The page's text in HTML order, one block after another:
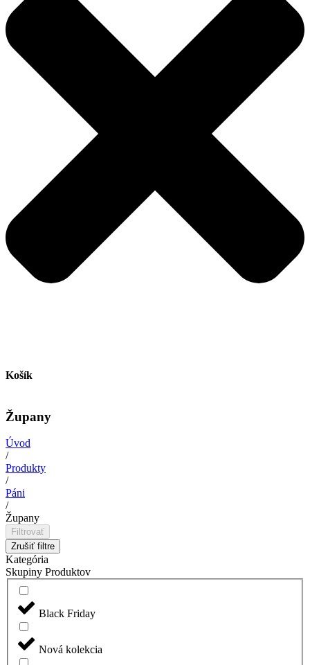
Košík
Župany
Úvod
/
Produkty
/
Páni
/
Župany
Filtrovať
Zrušiť filtre
Kategória
Skupiny Produktov
Black Friday
Nová kolekcia